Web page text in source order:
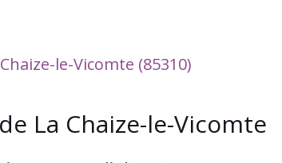
le-Vicomte (85310)
La Chaize-le-Vicomte